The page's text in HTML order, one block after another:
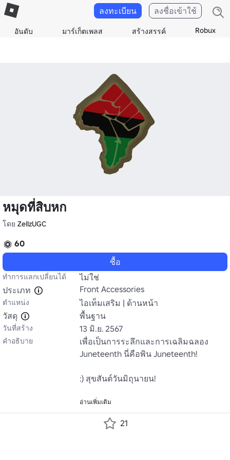
อันดับ มาร์เก็ตเพลส สร้างสรรค์ Robux
ลงทะเบียน ลงชื่อเข้าใช้
หมุดที่สิบหก
โดย ZellzUGC
60
ซื้อ
ทำการแลกเปลี่ยนได้
ไม่ใช่
ประเภท
Front Accessories
ตำแหน่ง
ไอเท็มเสริม | ด้านหน้า
วัสดุ
พื้นฐาน
วันที่สร้าง 13 มิ.ย. 2567
คำอธิบาย
เพื่อเป็นการระลึกและการเฉลิมฉลอง
Juneteenth นี่คือพิน Juneteenth!
:) สุขสันต์วันมิถุนายน!
อ่านเพิ่มเติม
21